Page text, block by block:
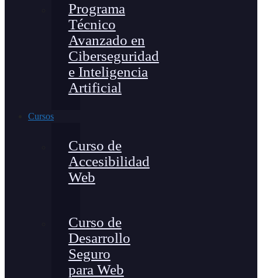
Programa
Técnico
Avanzado en
Ciberseguridad
e Inteligencia
Artificial
Cursos
Curso de
Accesibilidad
Web
Curso de
Desarrollo
Seguro
para Web